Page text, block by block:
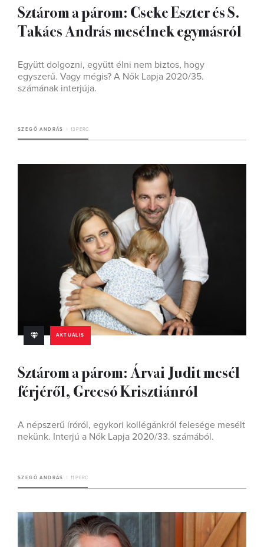
Sztárom a párom: Cseke Eszter és S.
Takács András mesélnek egymásról
Együtt dolgozni, együtt élni nem biztos, hogy
egyszerű. Vagy mégis? A Nők Lapja 2020/35.
számának interjúja.
SZEGŐ ANDRÁS 13 PERC
AKTUÁLIS
Sztárom a párom: Árvai Judit mesél
férjéről, Grecsó Krisztiánról
A népszerű íróról, egykori kollégánkról felesége mesélt
nekünk. Interjú a Nők Lapja 2020/33. számából.
SZEGŐ ANDRÁS 11 PERC